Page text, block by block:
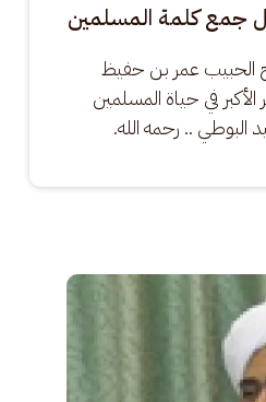
الحبيب عمر بن حفيظ
في حياة المسلمين
البوطي .. رحمه الله.